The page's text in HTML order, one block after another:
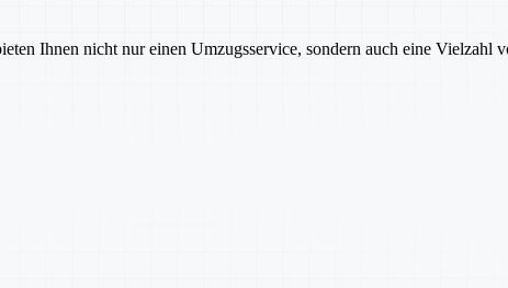
Ihnen nicht nur einen Umzugsservice, sondern auch eine Vielzahl